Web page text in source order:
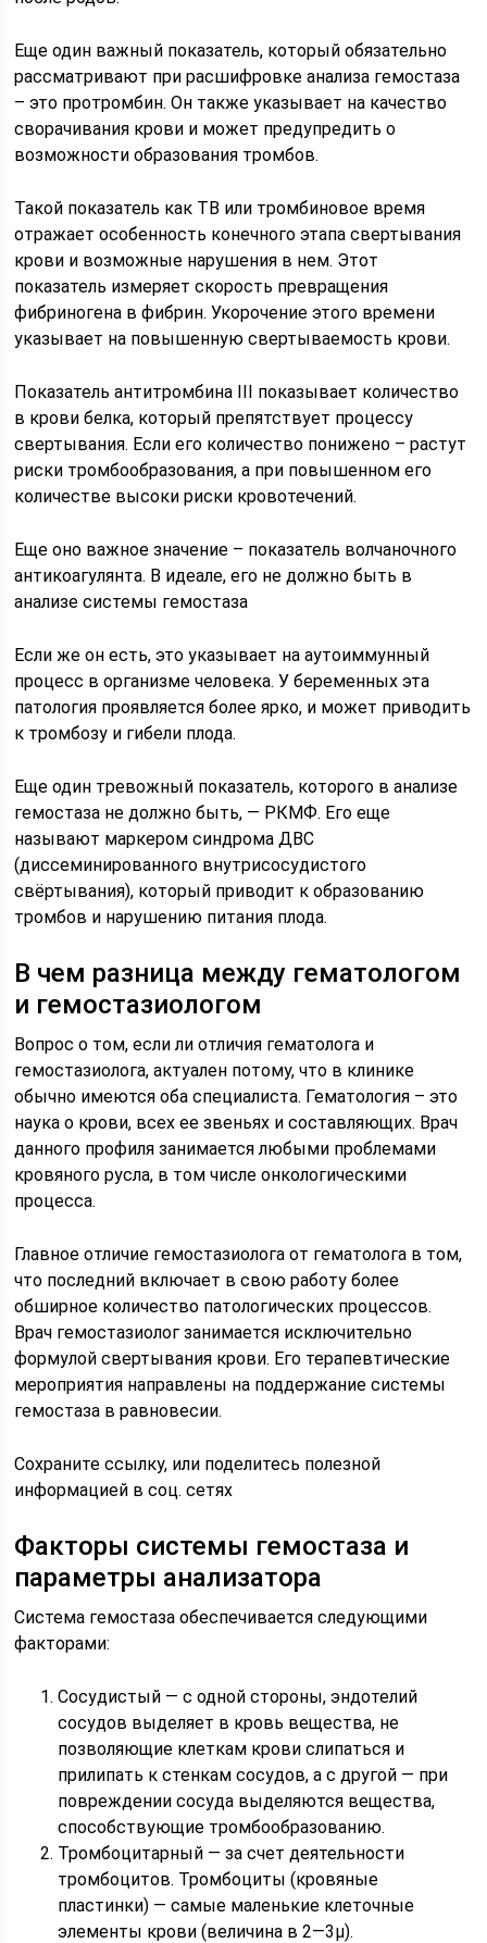
Еще один важный показатель, который обязательно
рассматривают при расшифровке анализа гемостаза
– это протромбин. Он также указывает на качество
сворачивания крови и может предупредить о
возможности образования тромбов.
Такой показатель как ТВ или тромбиновое время
отражает особенность конечного этапа свертывания
крови и возможные нарушения в нем. Этот
показатель измеряет скорость превращения
фибриногена в фибрин. Укорочение этого времени
указывает на повышенную свертываемость крови.
Показатель антитромбина III показывает количество
в крови белка, который препятствует процессу
свертывания. Если его количество понижено – растут
риски тромбообразования, а при повышенном его
количестве высоки риски кровотечений.
Еще оно важное значение – показатель волчаночного
антикоагулянта. В идеале, его не должно быть в
анализе системы гемостаза
Если же он есть, это указывает на аутоиммунный
процесс в организме человека. У беременных эта
патология проявляется более ярко, и может приводить
к тромбозу и гибели плода.
Еще один тревожный показатель, которого в анализе
гемостаза не должно быть, — РКМФ. Его еще
называют маркером синдрома ДВС
(диссеминированного внутрисосудистого
свёртывания), который приводит к образованию
тромбов и нарушению питания плода.
В чем разница между гематологом
и гемостазиологом
Вопрос о том, если ли отличия гематолога и
гемостазиолога, актуален потому, что в клинике
обычно имеются оба специалиста. Гематология – это
наука о крови, всех ее звеньях и составляющих. Врач
данного профиля занимается любыми проблемами
кровяного русла, в том числе онкологическими
процесса.
Главное отличие гемостазиолога от гематолога в том,
что последний включает в свою работу более
обширное количество патологических процессов.
Врач гемостазиолог занимается исключительно
формулой свертывания крови. Его терапевтические
мероприятия направлены на поддержание системы
гемостаза в равновесии.
Сохраните ссылку, или поделитесь полезной
информацией в соц. сетях
Факторы системы гемостаза и
параметры анализатора
Система гемостаза обеспечивается следующими
факторами:
Сосудистый — с одной стороны, эндотелий
сосудов выделяет в кровь вещества, не
позволяющие клеткам крови слипаться и
прилипать к стенкам сосудов, а с другой — при
повреждении сосуда выделяются вещества,
способствующие тромбообразованию.
Тромбоцитарный — за счет деятельности
тромбоцитов. Тромбоциты (кровяные
пластинки) — самые маленькие клеточные
элементы крови (величина в 2—3μ).